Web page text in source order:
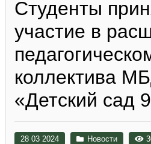
Студенты
участие в
коллектива
«Детский сад
28 03 2024 Новости